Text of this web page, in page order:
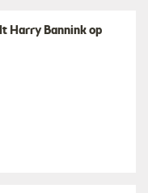
Harry Bannink op